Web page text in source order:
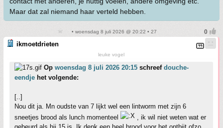
Maar dat zal niemand haar verteld hebben.
• woensdag 8 juli 2026 @ 20:22 • 27
ikmoetdrieten
leuke vogel
Op woensdag 8 juli 2026 20:15 schreef douche-
eendje het volgende:
[..]
Nou dit ja. Mn oudste van 7 lijkt wel een lintworm met zijn 6
sneetjes brood als lunch momenteel
, ik wil niet weten wat er